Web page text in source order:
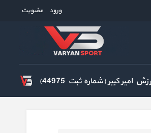
ورود عضویت
امیر کبیر (شماره ثبت 44975)